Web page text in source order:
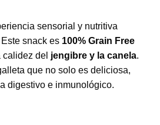
sensorial y nutritiva
snack es 100% Grain Free
calidez del jengibre y la canela.
que no solo es deliciosa,
digestivo e inmunológico.